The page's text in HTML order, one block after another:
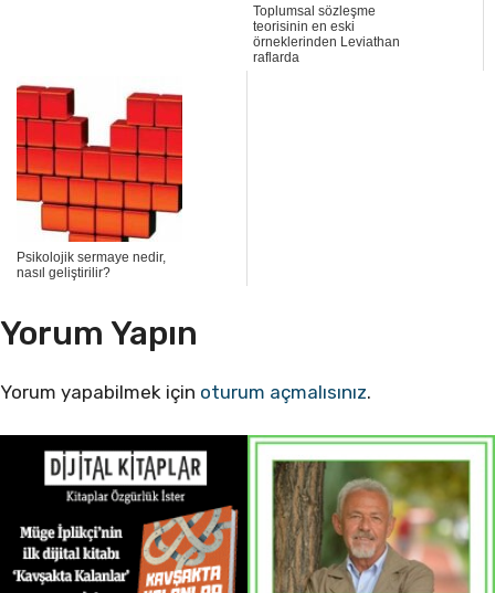
Toplumsal sözleşme
teorisinin en eski
örneklerinden Leviathan
raflarda
Psikolojik sermaye nedir,
nasıl geliştirilir?
Yorum Yapın
Yorum yapabilmek için oturum açmalısınız.